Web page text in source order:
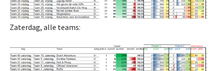
Zaterdag, alle teams: